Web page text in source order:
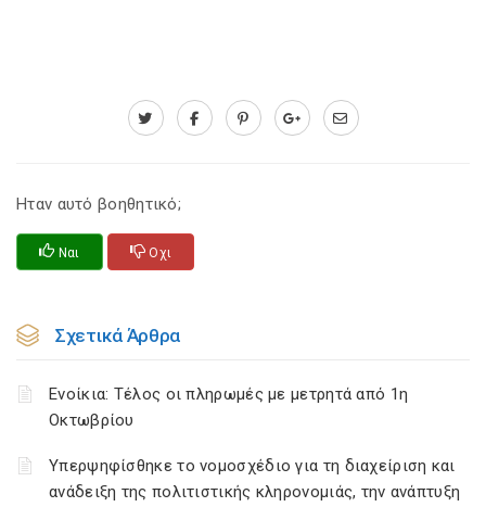
Ηταν αυτό βοηθητικό;
Ναι Οχι
Σχετικά Άρθρα
Ενοίκια: Τέλος οι πληρωμές με μετρητά από 1η
Οκτωβρίου
Υπερψηφίσθηκε το νομοσχέδιο για τη διαχείριση και
ανάδειξη της πολιτιστικής κληρονομιάς, την ανάπτυξη